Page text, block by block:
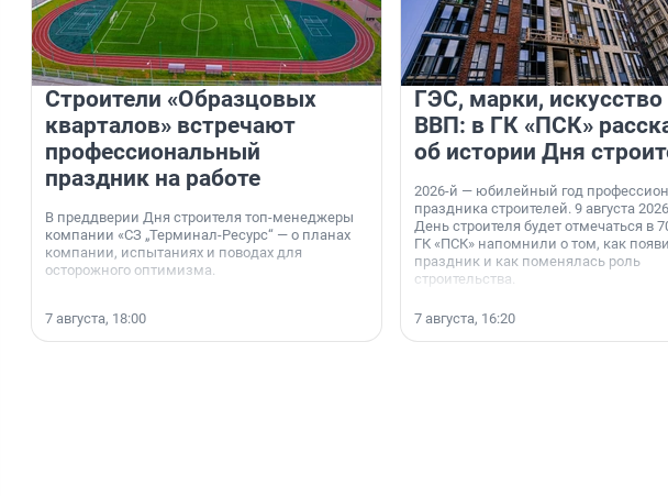
Строители «Образцовых
кварталов» встречают
профессиональный
праздник на работе
В преддверии Дня строителя топ-менеджеры
компании «СЗ „Терминал-Ресурс“ — о планах
компании, испытаниях и поводах для
осторожного оптимизма.
7 августа, 18:00
ГЭС, марки, искусство
ВВП: в ГК «ПСК»
об истории Дня
2026-й — юбилейный год
праздника строителей. 9 августа
День строителя будет отмечаться в
ГК «ПСК» напомнили о том, как
праздник и как поменялась роль
строительства.
7 августа, 16:20